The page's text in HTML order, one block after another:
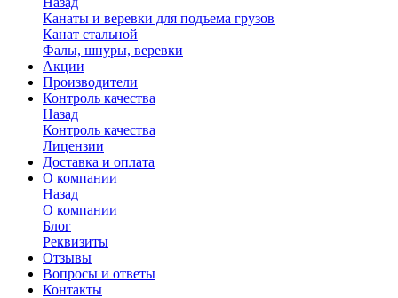
Канаты и веревки для подъема грузов
Канат стальной
Фалы, шнуры, веревки
Акции
Производители
Контроль качества
Назад
Контроль качества
Лицензии
Доставка и оплата
О компании
Назад
О компании
Блог
Реквизиты
Отзывы
Вопросы и ответы
Контакты